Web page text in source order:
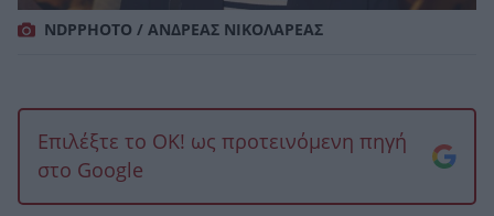
NDPPHOTO / ΑΝΔΡΕΑΣ ΝΙΚΟΛΑΡΕΑΣ
Επιλέξτε το OK! ως προτεινόμενη πηγή
στο Google